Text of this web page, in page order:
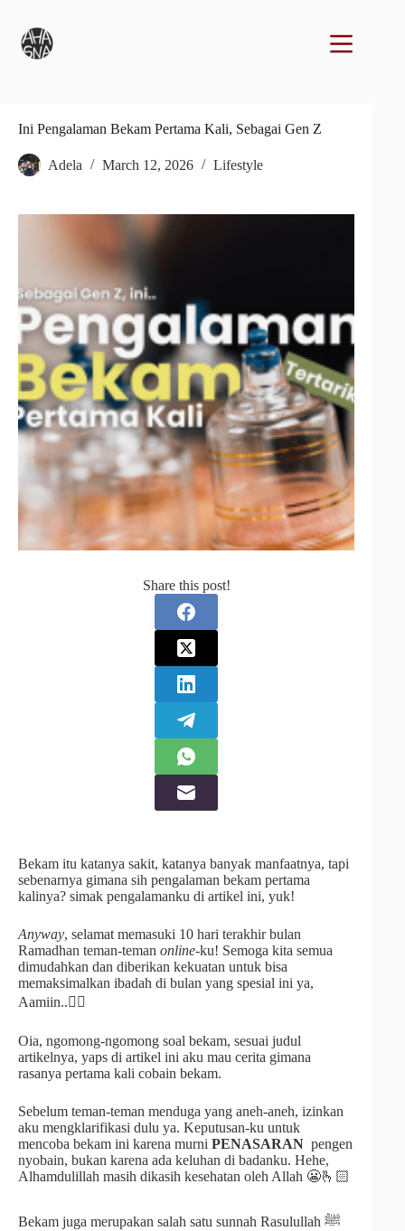
Ini Pengalaman Bekam Pertama Kali, Sebagai Gen Z
Adela March 12, 2026 Lifestyle
Share this post!
Bekam itu katanya sakit, katanya banyak manfaatnya, tapi
sebenarnya gimana sih pengalaman bekam pertama
kalinya? simak pengalamanku di artikel ini, yuk!
Anyway, selamat memasuki 10 hari terakhir bulan
Ramadhan teman-teman online-ku! Semoga kita semua
dimudahkan dan diberikan kekuatan untuk bisa
memaksimalkan ibadah di bulan yang spesial ini ya,
Aamiin..🙂‍↕️
Oia, ngomong-ngomong soal bekam, sesuai judul
artikelnya, yaps di artikel ini aku mau cerita gimana
rasanya pertama kali cobain bekam.
Sebelum teman-teman menduga yang aneh-aneh, izinkan
aku mengklarifikasi dulu ya. Keputusan-ku untuk
mencoba bekam ini karena murni PENASARAN pengen
nyobain, bukan karena ada keluhan di badanku. Hehe,
Alhamdulillah masih dikasih kesehatan oleh Allah 😬🫰🏻
Bekam juga merupakan salah satu sunnah Rasulullah ﷺ